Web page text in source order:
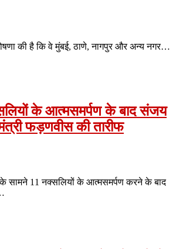
की है कि वे मुंबई, ठाणे, नागपुर और अन्य नगर…
के आत्मसमर्पण के बाद संजय
फड़णवीस की तारीफ
के सामने 11 नक्सलियों के आत्मसमर्पण करने के बाद